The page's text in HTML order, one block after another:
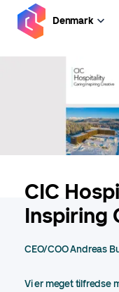
hovedindhold
Denmark
CIC
Inspiring
CEO/COO Andreas
Vi er meget tilfredse